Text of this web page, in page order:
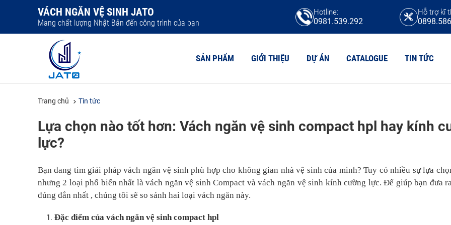
VÁCH NGĂN VỆ SINH JATO
Mang chất lượng Nhật Bản đến công trình của bạn
Hotline:
0981.539.292
Hỗ trợ kĩ
SẢN PHẨM
VÁCH NGĂN VỆ SINH HPL
VÁCH NGĂN VỆ SINH COMPACT CDF
VÁCH NGĂN VỆ SINH COMPACT MAICA
VÁCH NGĂN VỆ SINH COMPACT FORMICA
TẤM COMPACT
Tấm compact HPL
Tấm chịu axit
Tấm Compact Phenolic
GIỚI THIỆU DỰ ÁN CATALOGUE TIN TỨC
Trang chủ Tin tức
Lựa chọn nào tốt hơn: Vách ngăn vệ sinh compact hpl hay kính
lực?
Bạn đang tìm giải pháp vách ngăn vệ sinh phù hợp cho không gian nhà vệ sinh của mình? Tuy có nhiều sự lựa
nhưng 2 loại phổ biến nhất là vách ngăn vệ sinh Compact và vách ngăn vệ sinh kính cường lực. Để giúp bạn đưa
đúng đắn nhất , chúng tôi sẽ so sánh hai loại vách ngăn này.
Đặc điểm của vách ngăn vệ sinh compact hpl